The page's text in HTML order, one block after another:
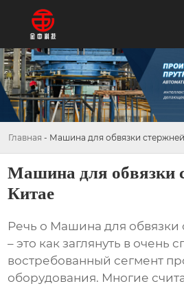
Главная - Машина для обвязки
Машина для обвязки
Китае
Речь о Машина для обвязки
– это как заглянуть в очень
востребованный сегмент
оборудования. Многие